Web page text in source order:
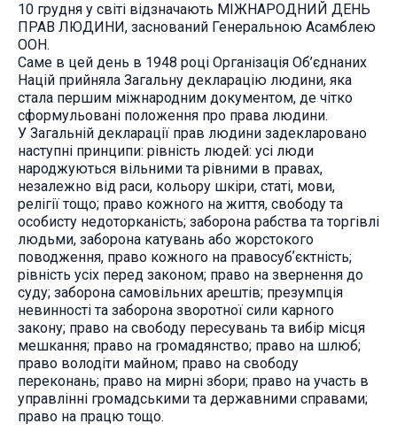
10 грудня у світі відзначають МІЖНАРОДНИЙ ДЕНЬ
ПРАВ ЛЮДИНИ, заснований Генеральною Асамблею
ООН.
Саме в цей день в 1948 році Організація Об’єднаних
Націй прийняла Загальну декларацію людини, яка
стала першим міжнародним документом, де чітко
сформульовані положення про права людини.
У Загальній декларації прав людини задекларовано
наступні принципи: рівність людей: усі люди
народжуються вільними та рівними в правах,
незалежно від раси, кольору шкіри, статі, мови,
релігії тощо; право кожного на життя, свободу та
особисту недоторканість; заборона рабства та торгівлі
людьми, заборона катувань або жорстокого
поводження, право кожного на правосубʼєктність;
рівність усіх перед законом; право на звернення до
суду; заборона самовільних арештів; презумпція
невинності та заборона зворотної сили карного
закону; право на свободу пересувань та вибір місця
мешкання; право на громадянство; право на шлюб;
право володіти майном; право на свободу
переконань; право на мирні збори; право на участь в
управлінні громадськими та державними справами;
право на працю тощо.